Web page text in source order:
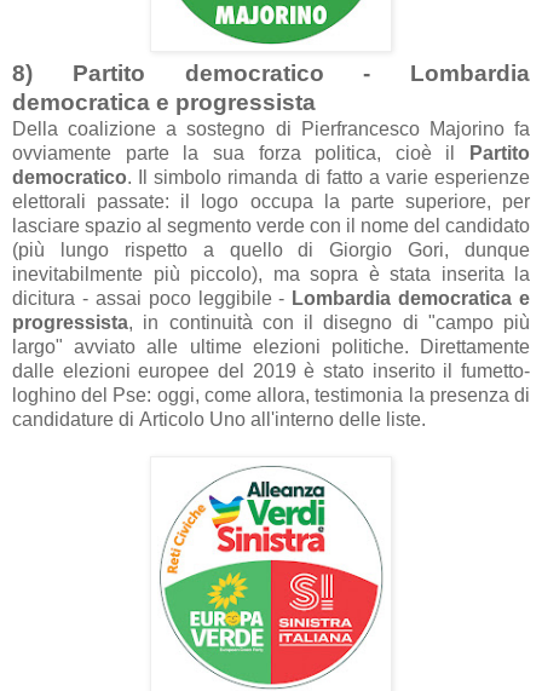
8) Partito democratico - Lombardia
democratica e progressista
Dell a coalizionea sostegno di Pierfrancesco Majorino fa
ovviamente parte la sua forza politica, cioè il Partito
democratico. Il simbolo rimanda di fatto a varie esperienze
elettorali passate: il logo occupa l a parte superiore, per
asciare spazio al segmento verde con il nome del candidato
(più lungo rispetto a quello di Giorgio Gori, dunque
inevitabilmente più piccolo), ma sopra è stata inserita l a
dicitura - assai poco leggibile - Lombardia democratica e
progressista, in continuità con il disegno di "campo più
argo"avviatoalle ultime elezioni politiche. Direttamente
dalle elezioni europee del 2019 è stato inserito il fumetto-
loghino del Pse: oggi, comeallora, testimonia l a presenza di
candidature di Articolo Uno all'interno delle liste.